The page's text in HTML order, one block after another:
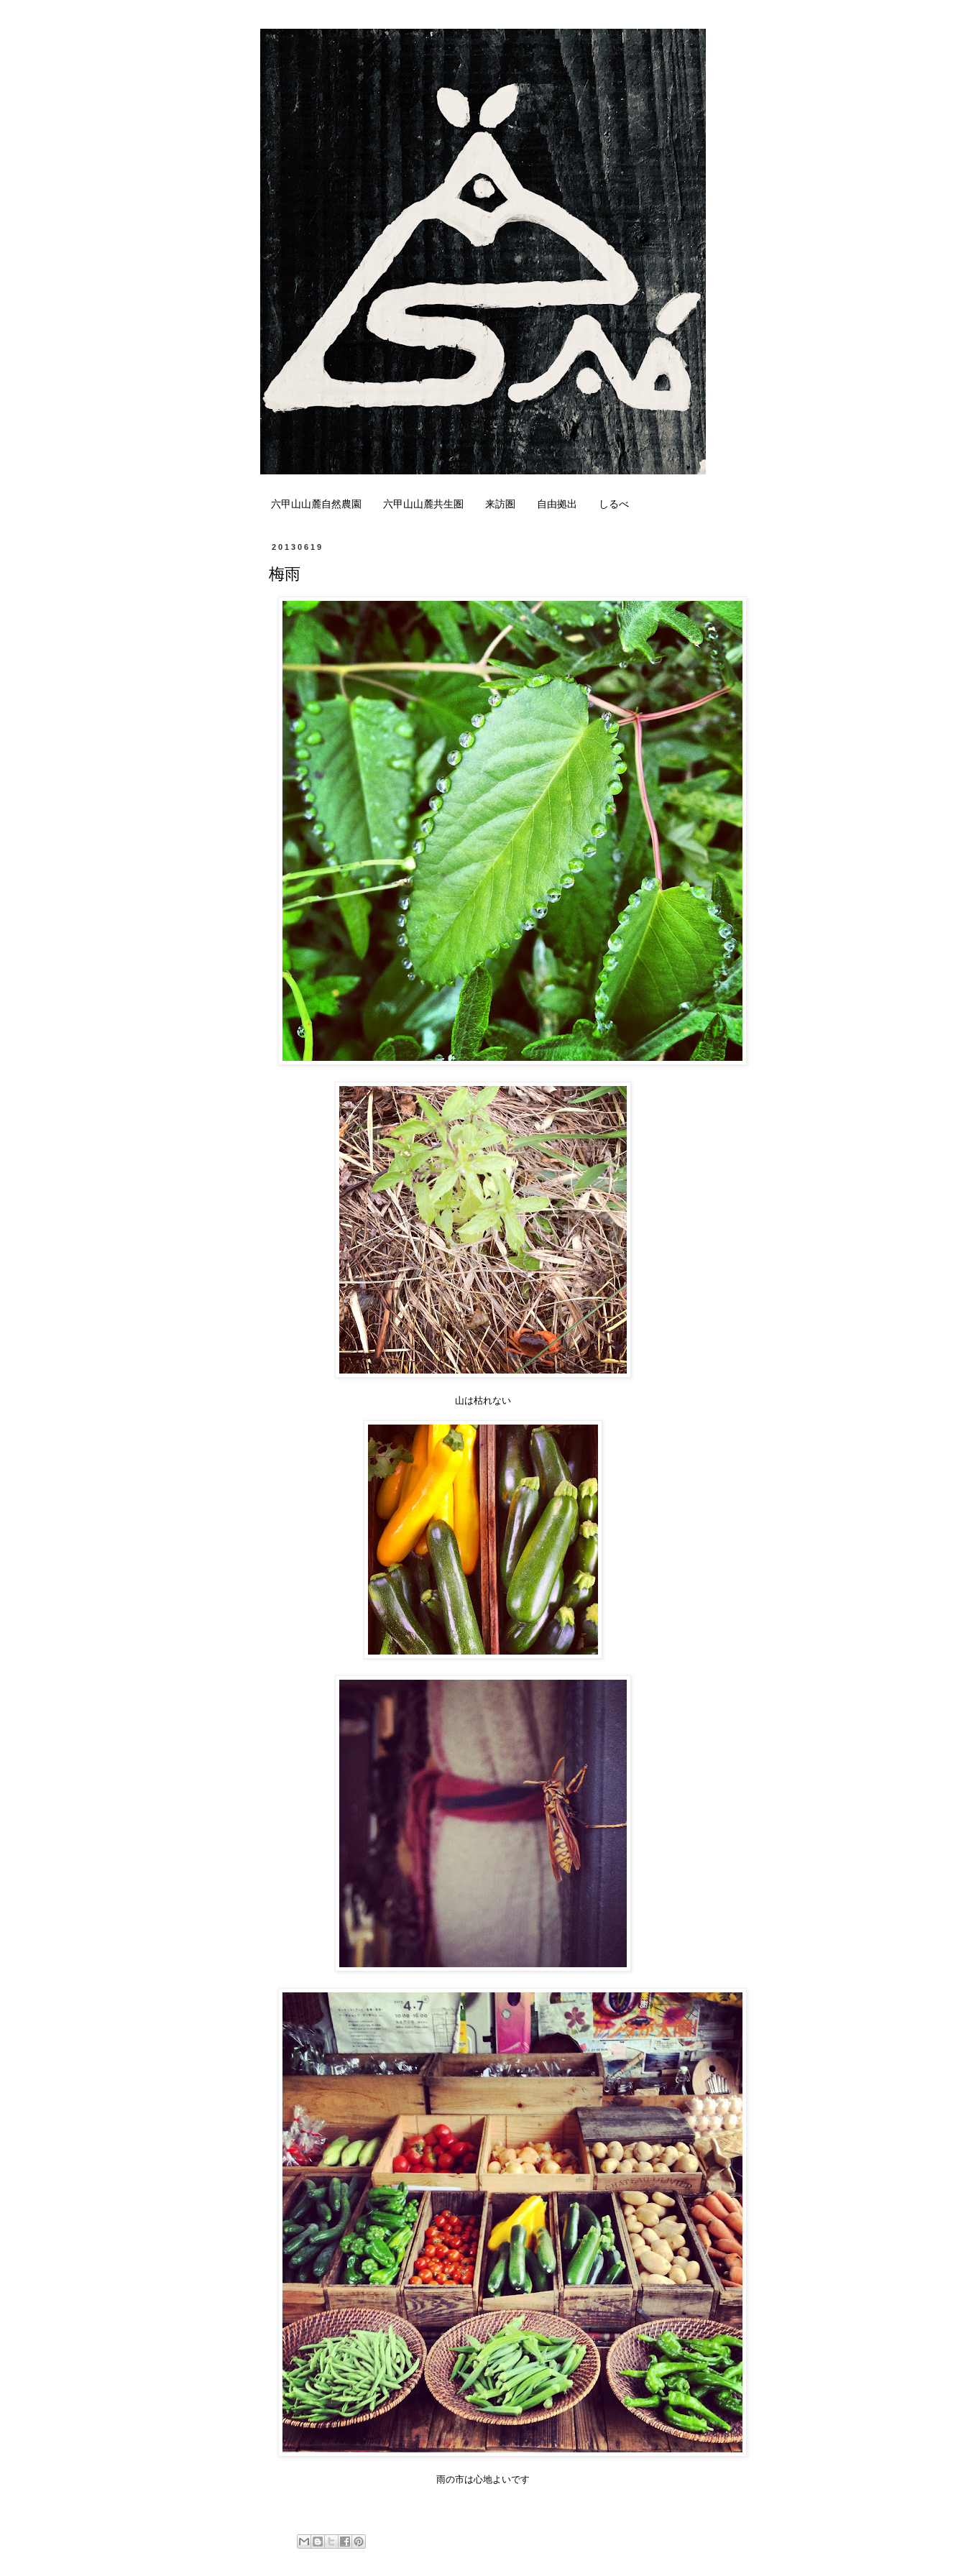
六甲山山麓自然農園 六甲山山麓共生圏 来訪圏 自由拠出 しるべ
20130619
梅雨
山は枯れない
雨の市は心地よいです